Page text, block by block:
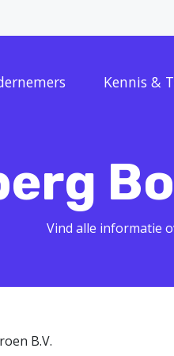
Kennis &
Vind alle informatie
B.V.